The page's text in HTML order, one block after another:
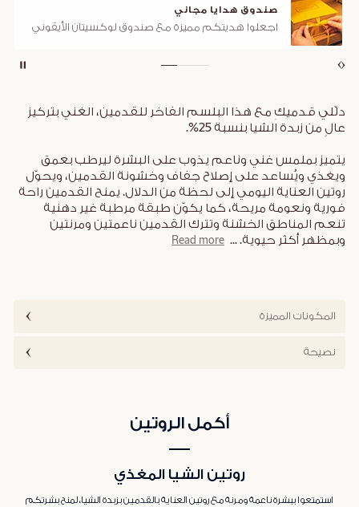
صندوق هدايا مجاني
اجعلوا هديتكم مميزة مع صندوق لوكسيتان الأيقوني
دلّلي قدميكِ مع هذا البلسم الفاخر للقدمين، الغني بتركيز
عالٍ من زبدة الشيا بنسبة 25%.
يتميز بملمس غني وناعم يذوب على البشرة ليرطب بعمق
ويغذي ويُساعد على إصلاح جفاف وخشونة القدمين، ويحوّل
روتين العناية اليومي إلى لحظة من الدلال. يمنح القدمين راحة
فورية ونعومة مريحة، كما يكوّن طبقة مرطبة غير دهنية
تنعم المناطق الخشنة وتترك القدمين ناعمتين ومرنتين
وبمظهر أكثر حيوية....
Read more
المكونات المميزة
نصيحة
أكمل الروتين
روتين الشيا المغذي
استمتعوا ببشرة ناعمة ومرنة مع روتين العناية بالقدمين بزبدة الشيا، لمنح بشرتكم